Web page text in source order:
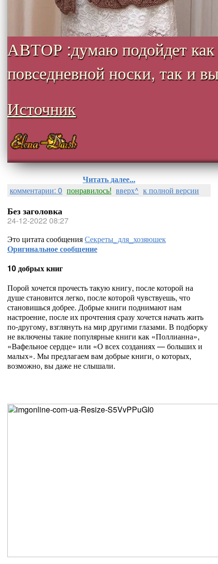
АВТОР :думаю подойдет как
повседневной носки, так и
Источник
Читать далее...
комментарии: 0 понравилось! вверх^ к полной версии
Без заголовка
24-12-2022 08:27
Это цитата сообщенияСекреты_для_хозяюшек
Оригинальное сообщение
10 добрых книг
Порой хочется прочесть такую книгу, после которой на
душе становится легко, после которой чувствуешь, что
становишься добрее. Добрые книги поднимают нам
настроение, после их прочтения сразу хочется начать жить
по-другому, взглянуть на мир другими глазами. В подборку
не включены такие популярные книги как «Поллианна»,
«Вафельное сердце» или «О всех созданиях — больших и
малых». Мы предлагаем вам добрые книги, о которых,
возможно, вы даже не слышали.